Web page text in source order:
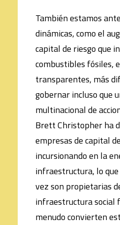
También estamos
dinámicas, como el
capital de riesgo que
combustibles fósiles,
transparentes, más
gobernar incluso que
multinacional de
Brett Christopher ha
empresas de capital
incursionando en la
infraestructura, lo
vez son propietarias
infraestructura social
menudo convierten